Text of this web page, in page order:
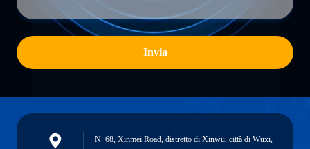
Invia
N. 68, Xinmei Road, distretto di Xinwu, città di Wuxi,